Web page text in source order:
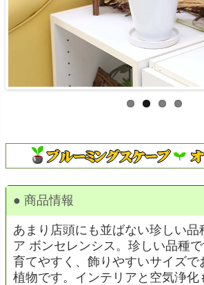
● 商品情報
あまり店頭にも並ばない珍しい品
ア ボンセレンシス。珍しい品種
育てやすく、飾りやすいサイズで
植物です。インテリアと空気浄化